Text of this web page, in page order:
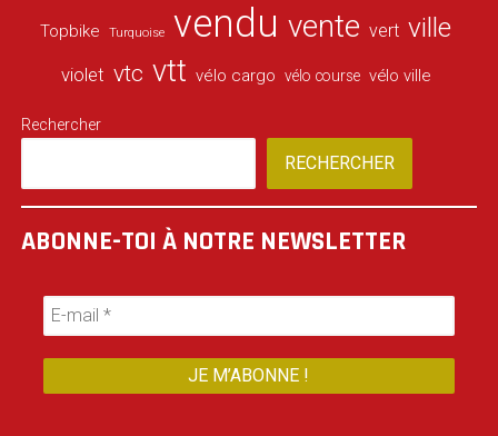
Topbike Turquoise vendu vente vert ville
violet vtc vtt vélo cargo vélo course vélo ville
Rechercher
RECHERCHER
ABONNE-TOI À NOTRE NEWSLETTER